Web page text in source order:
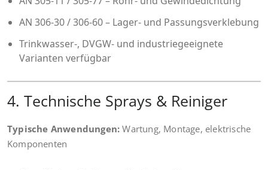
AN 306-30 / 306-60 – Lager- und Passungsverklebung
Trinkwasser-, DVGW- und industriegeeignete
Varianten verfügbar
4. Technische Sprays & Reiniger
Typische Anwendungen: Wartung, Montage, elektrische
Komponenten